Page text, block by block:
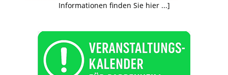
Informationen finden Sie hier ...]